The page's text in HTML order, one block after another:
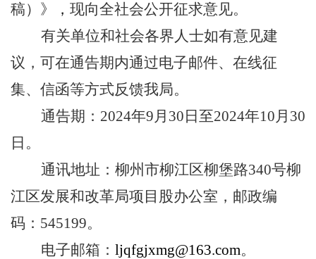
稿）》
， 现向全社会公开征求意见。
有关单位和社会各界人士如有意见建
议，可在通告期内通过电子邮件、在线征
集、信函等方式反馈我局。
通告期： 2024年9月 30 日至2024年10月 30
日。
通讯地址：柳州市柳江区柳堡路340号柳
江区发展和改革局项目股办公室，邮政编
码： 545199。
电子邮箱： ljqfgjxmg@163.com。